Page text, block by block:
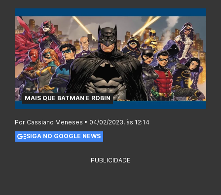
MAIS QUE BATMAN E ROBIN
Por Cassiano Meneses • 04/02/2023, às 12:14
SIGA NO GOOGLE NEWS
PUBLICIDADE